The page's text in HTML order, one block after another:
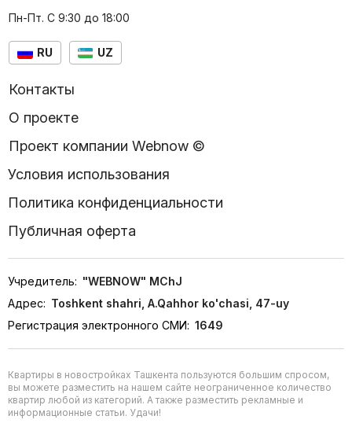
Пн-Пт. С 9:30 до 18:00
RU UZ
Контакты
О проекте
Проект компании Webnow ©
Условия использования
Политика конфиденциальности
Публичная оферта
Учредитель: "WEBNOW" MChJ
Адрес: Toshkent shahri, A.Qahhor ko'chasi, 47-uy
Регистрация электронного СМИ: 1649
Квартиры в новостройках Ташкента пользуются большим спросом,
вы можете разместить на нашем сайте неограниченное количество
квартир любой из категорий. А также разместить рекламные и
информационные статьи. Удачи!